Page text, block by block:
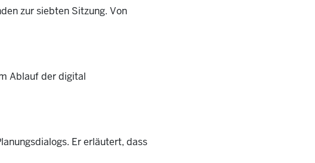
zur siebten Sitzung. Von
Ablauf der digital
Er erläutert, dass